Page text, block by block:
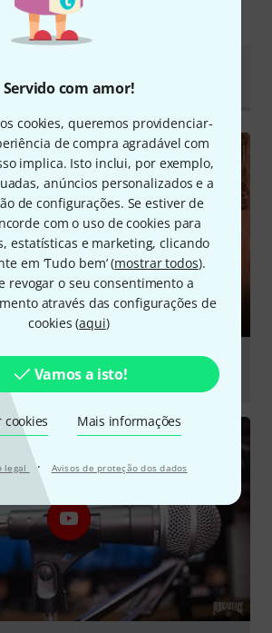
Servido com amor!
cookies, queremos providenciar-
de compra agradável com
implica. Isto inclui, por exemplo,
anúncios personalizados e a
de configurações. Se estiver de
com o uso de cookies para
estatísticas e marketing, clicando
em ‘Tudo bem’ (mostrar todos).
revogar o seu consentimento a
através das configurações de
cookies (aqui)
Vamos a isto!
cookies Mais informações
legal · Avisos de proteção dos dados
Sabia?
Online
Testes
Beta 58 | Which one is better?